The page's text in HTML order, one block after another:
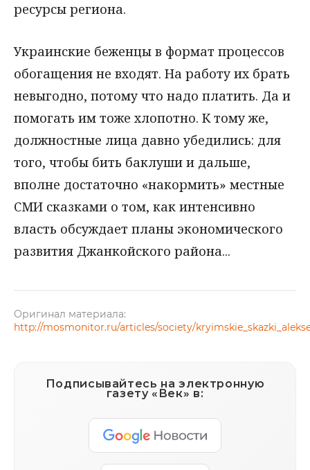
ресурсы региона.
Украинские беженцы в формат процессов
обогащения не входят. На работу их брать
невыгодно, потому что надо платить. Да и
помогать им тоже хлопотно. К тому же,
должностные лица давно убедились: для
того, чтобы бить баклуши и дальше,
вполне достаточно «накормить» местные
СМИ сказками о том, как интенсивно
власть обсуждает планы экономического
развития Джанкойского района...
Оригинал материала:
http://mosmonitor.ru/articles/society/
Подписывайтесь на электронную
газету «Век» в: